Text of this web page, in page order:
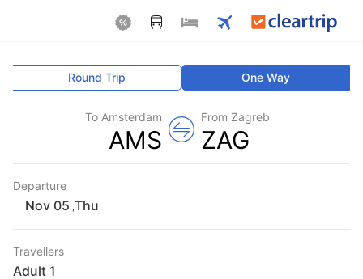
One Way
Round Trip
From Zagreb
ZAG
To Amsterdam
AMS
Departure
Thu
Travellers
1 Adult